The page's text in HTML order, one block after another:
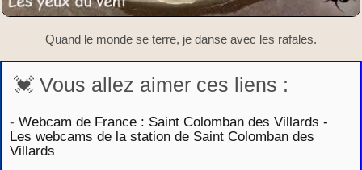
Quand le monde se terre, je danse avec les rafales.
💓 Vous allez aimer ces liens :
- Webcam de France : Saint Colomban des Villards -
Les webcams de la station de Saint Colomban des
Villards